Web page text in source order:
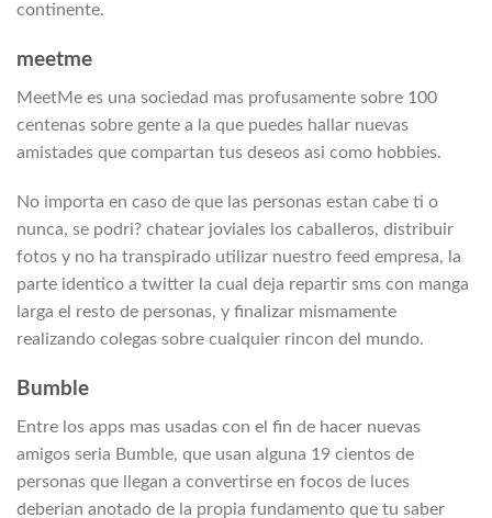
continente.
meetme
MeetMe es una sociedad mas profusamente sobre 100
centenas sobre gente a la que puedes hallar nuevas
amistades que compartan tus deseos asi­ como hobbies.
No importa en caso de que las personas estan cabe ti o
nunca, se podri? chatear joviales los caballeros, distribuir
fotos y no ha transpirado utilizar nuestro feed empresa, la
parte identico a twitter la cual deja repartir sms con manga
larga el resto de personas, y finalizar mismamente
realizando colegas sobre cualquier rincon del mundo.
Bumble
Entre los apps mas usadas con el fin de hacer nuevas
amigos seri­a Bumble, que usan alguna 19 cientos de
personas que llegan a convertirse en focos de luces
deberian anotado de la propia fundamento que tu saber